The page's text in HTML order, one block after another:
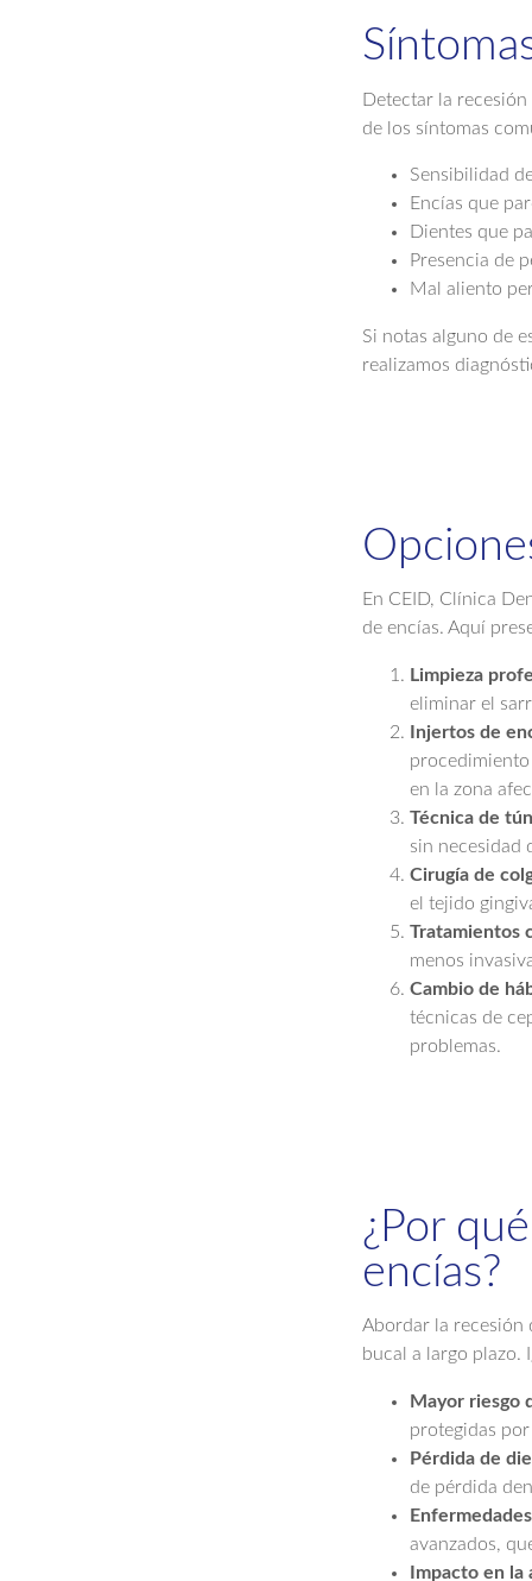
Detectar la
de los síntomas
Sensibilidad
Encías que
Dientes que
Presencia de
Mal aliento
Si notas alguno de
realizamos
En CEID, Clínica
de encías. Aquí
Limpieza
eliminar el
Injertos de
en la zona
Técnica de
sin necesidad
Cirugía de
el tejido
Tratamientos
menos
Cambio de
técnicas de
problemas.
¿Por
encías?
Abordar la recesión
bucal a largo plazo.
Mayor riesgo
protegidas
Pérdida de
de pérdida
avanzados,
Impacto en la